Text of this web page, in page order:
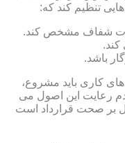
تنظیم کند که:
شفاف مشخص کند.
کند.
باشد.
قراردادهای کاری باید مشروع،
رعایت این اصول می
بر صحت قرارداد است